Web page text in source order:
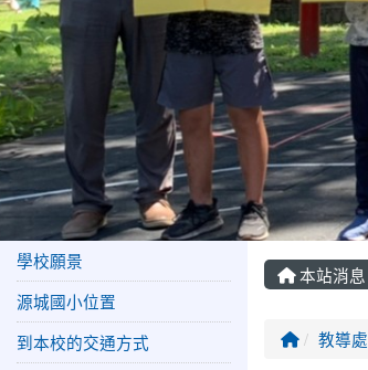
本站消息
回首頁
教導處
學校願景
源城國小位置
到本校的交通方式